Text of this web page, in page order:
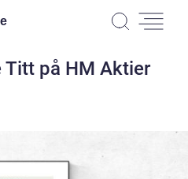
Titt på HM Aktier